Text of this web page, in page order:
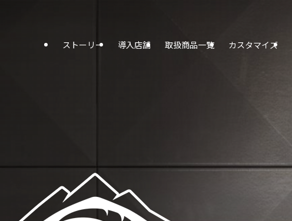
ストーリー 導入店舗 取扱商品一覧 カスタマイズ